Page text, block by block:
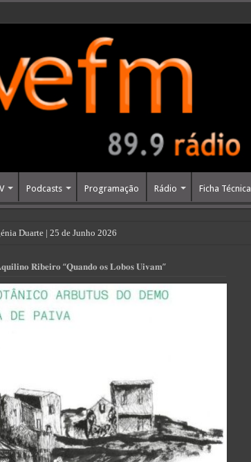
Podcasts Programação Rádio Ficha Técnica
Duarte | 25 de Junho 2026
𝐑𝐢𝐛𝐞𝐢𝐫𝐨 “𝐐𝐮𝐚𝐧𝐝𝐨 𝐨𝐬 𝐋𝐨𝐛𝐨𝐬 𝐔𝐢𝐯𝐚𝐦”